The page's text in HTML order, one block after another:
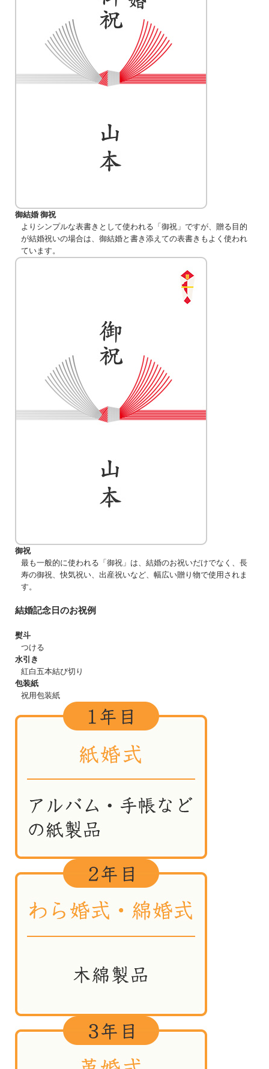
御結婚 御祝
よりシンプルな表書きとして使われる「御祝」ですが、贈る目的
が結婚祝いの場合は、御結婚と書き添えての表書きもよく使われ
ています。
御祝
最も一般的に使われる「御祝」は、結婚のお祝いだけでなく、長
寿の御祝、快気祝い、出産祝いなど、幅広い贈り物で使用されま
す。
結婚記念日のお祝例
熨斗
つける
水引き
紅白五本結び切り
包装紙
祝用包装紙